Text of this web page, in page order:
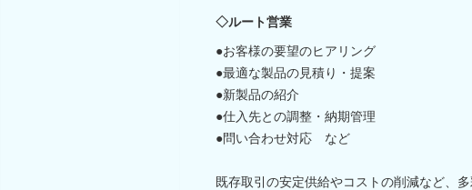
◇ルート営業
●お客様の要望のヒアリング
●最適な製品の見積り・提案
●新製品の紹介
●仕入先との調整・納期管理
●問い合わせ対応 など
既存取引の安定供給やコストの削減など、多